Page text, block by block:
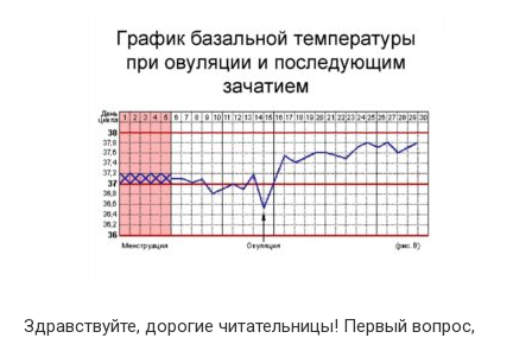
Здравствуйте, дорогие читательницы! Первый вопрос,